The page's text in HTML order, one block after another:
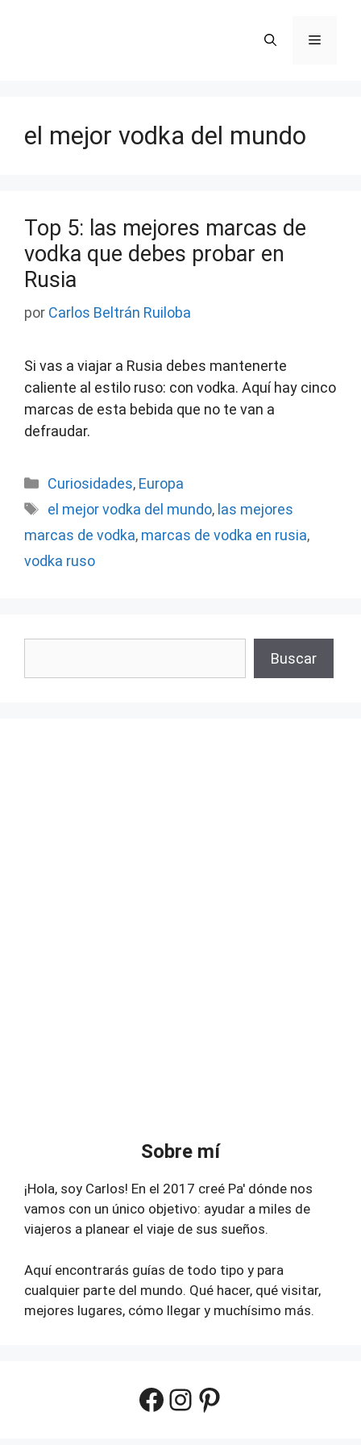
Menú
el mejor vodka del mundo
Top 5: las mejores marcas de
vodka que debes probar en
Rusia
por Carlos Beltrán Ruiloba
Si vas a viajar a Rusia debes mantenerte
caliente al estilo ruso: con vodka. Aquí hay cinco
marcas de esta bebida que no te van a
defraudar.
Categorías
Curiosidades, Europa
Etiquetas
el mejor vodka del mundo, las mejores
marcas de vodka, marcas de vodka en rusia,
vodka ruso
Buscar
Sobre mí
¡Hola, soy Carlos! En el 2017 creé Pa' dónde nos
vamos con un único objetivo: ayudar a miles de
viajeros a planear el viaje de sus sueños.
Aquí encontrarás guías de todo tipo y para
cualquier parte del mundo. Qué hacer, qué visitar,
mejores lugares, cómo llegar y muchísimo más.
Facebook
Instagram
Pinterest